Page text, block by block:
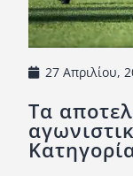
Ποινές
27 Απριλίου,
Τα